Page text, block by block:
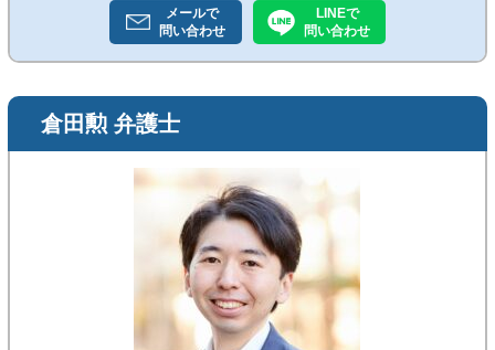
メールで
問い合わせ
LINEで
問い合わせ
倉田勲 弁護士